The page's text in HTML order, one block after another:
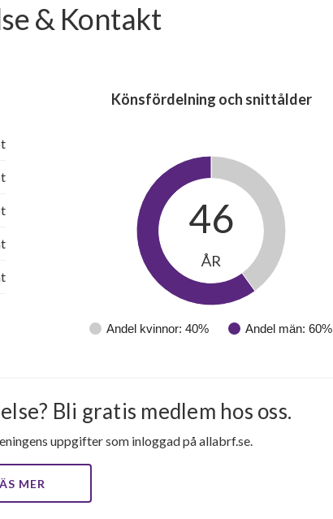
& Kontakt
Könsfördelning och snittålder
Andel kvinnor: 40% Andel män: 60%
46
ÅR
Bli gratis medlem hos oss.
uppgifter som inloggad på allabrf.se.
MER